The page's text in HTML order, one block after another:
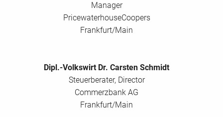
Manager
PricewaterhouseCoopers
Frankfurt/Main
Dipl.-Volkswirt Dr. Carsten Schmidt
Steuerberater, Director
Commerzbank AG
Frankfurt/Main